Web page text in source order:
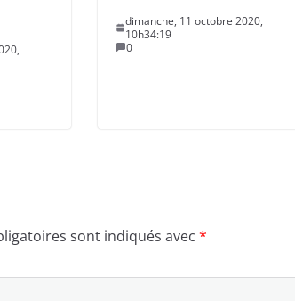
dimanche, 11 octobre 2020,
10h34:19
0
sont indiqués avec *